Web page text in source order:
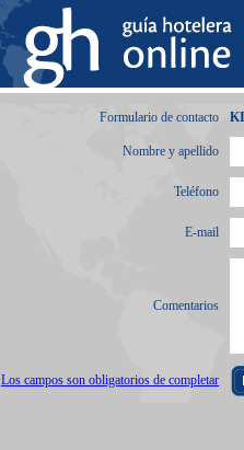
Formulario de contacto
Nombre y apellido
Teléfono
E-mail
Comentarios
Los campos son obligatorios de completar